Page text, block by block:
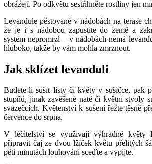
obrážejí. Po odkvětu sestřihněte rostliny jen
Levandule pěstované v nádobách na terase
že je i s nádobou zapustíte do země a
systém nepromrzl – v nádobách nemá
hluboko, takže by vám mohla zmrznout.
Jak sklízet levanduli
Budete-li sušit listy či květy v sušičce, pak
stupňů, jinak zavěšené natě či květní stvoly
svazečcích. Květenství k sušení řežte těsně
července do srpna.
V léčitelství se využívají výhradně květy
připravit čaj ze dvou lžiček květu přelitých
pěti minutách louhování sceďte a vypijte.